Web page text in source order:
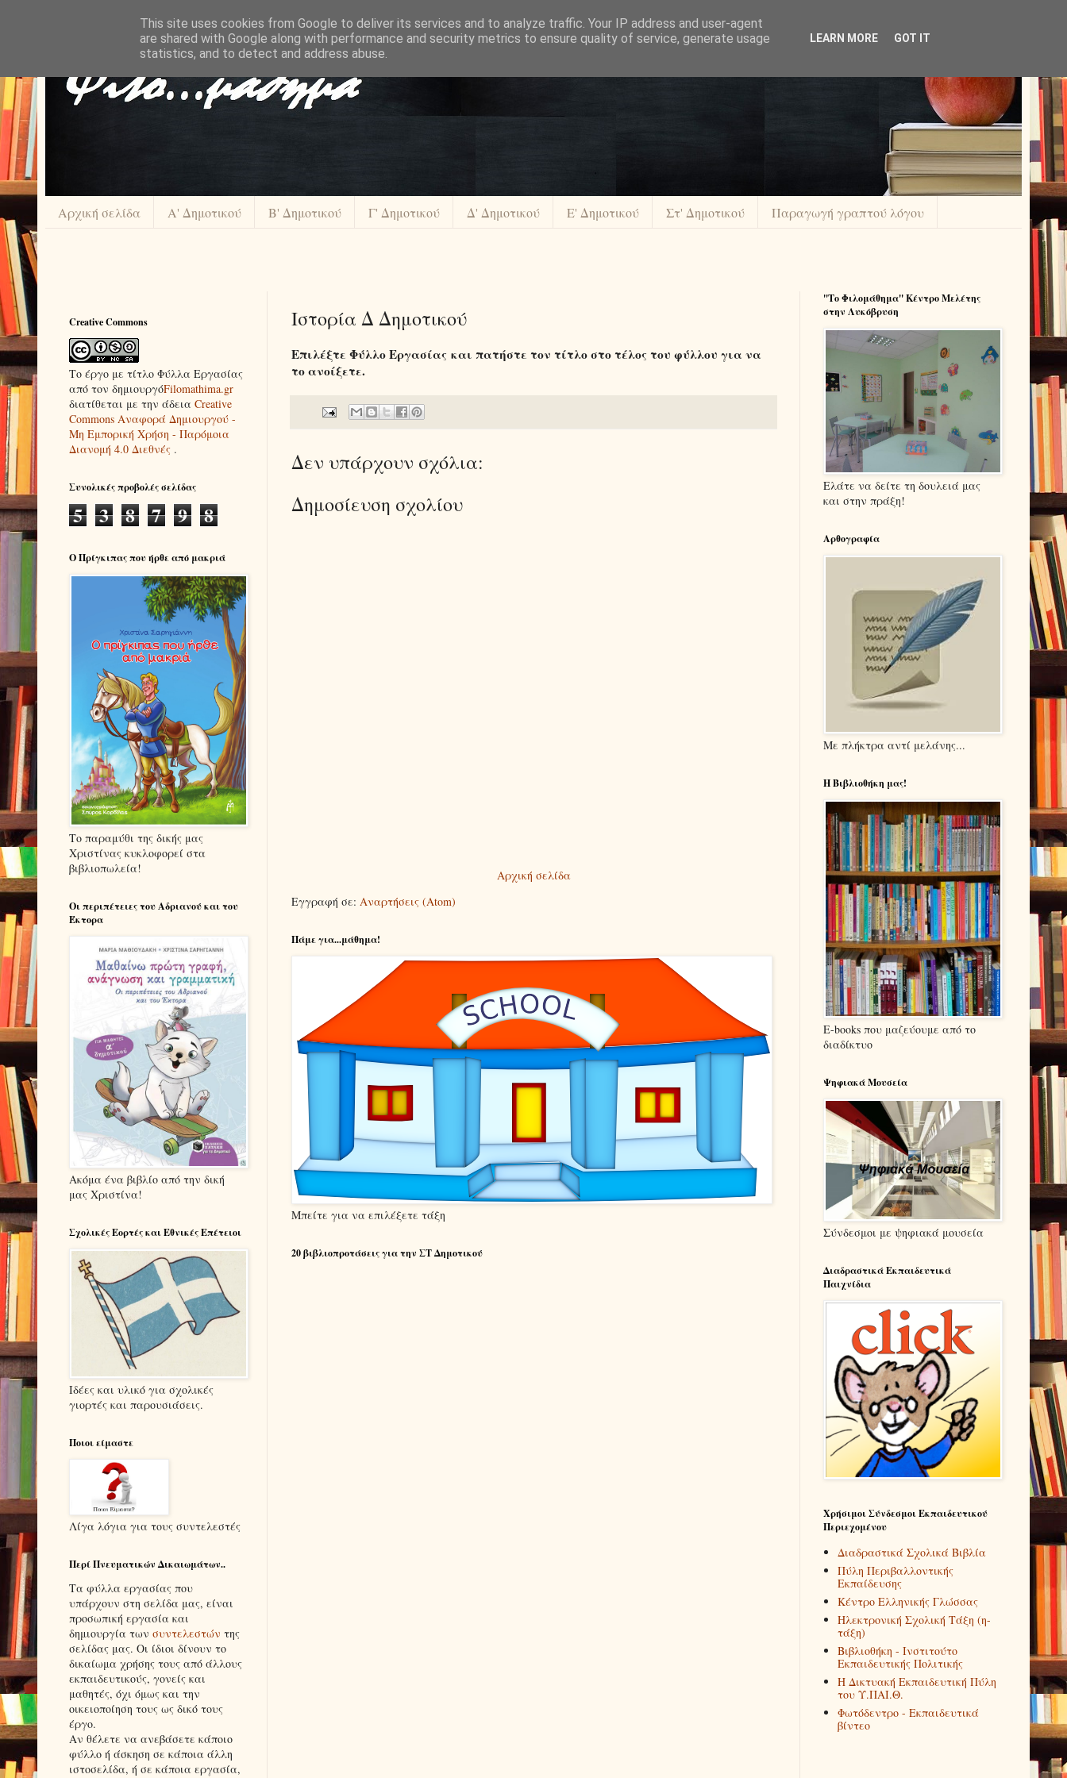
Αρχική σελίδα Α' Δημοτικού Β' Δημοτικού Γ' Δημοτικού Δ' Δημοτικού Ε' Δημοτικού Στ' Δημοτικού Παραγωγή γραπτού λόγου
Ιστορία Δ Δημοτικού
Επιλέξτε Φύλλο Εργασίας και πατήστε τον τίτλο στο τέλος του φύλλου για να
το ανοίξετε.
Δεν υπάρχουν σχόλια:
Δημοσίευση σχολίου
Αρχική σελίδα
Εγγραφή σε: Αναρτήσεις (Atom)
Πάμε για...μάθημα!
Μπείτε για να επιλέξετε τάξη
20 βιβλιοπροτάσεις για την ΣΤ Δημοτικού
Creative Commons
Το έργο με τίτλο Φύλλα Εργασίας
από τον δημιουργόFilomathima.gr
διατίθεται με την άδεια Creative
Commons Αναφορά Δημιουργού -
Μη Εμπορική Χρήση - Παρόμοια
Διανομή 4.0 Διεθνές .
Συνολικές προβολές σελίδας
5 3 8 7 9 8
Ο Πρίγκιπας που ήρθε από μακριά
Το παραμύθι της δικής μας
Χριστίνας κυκλοφορεί στα
βιβλιοπωλεία!
Οι περιπέτειες του Αδριανού και του
Έκτορα
Ακόμα ένα βιβλίο από την δική
μας Χριστίνα!
Σχολικές Εορτές και Εθνικές Επέτειοι
Ιδέες και υλικό για σχολικές
γιορτές και παρουσιάσεις.
Ποιοι είμαστε
Λίγα λόγια για τους συντελεστές
Περί Πνευματικών Δικαιωμάτων..
Τα φύλλα εργασίας που
υπάρχουν στη σελίδα μας, είναι
προσωπική εργασία και
δημιουργία των συντελεστών της
σελίδας μας. Οι ίδιοι δίνουν το
δικαίωμα χρήσης τους από άλλους
εκπαιδευτικούς, γονείς και
μαθητές, όχι όμως και την
οικειοποίηση τους ως δικό τους
έργο.
Αν θέλετε να ανεβάσετε κάποιο
φύλλο ή άσκηση σε κάποια άλλη
ιστοσελίδα, ή σε κάποια εργασία,
''Το Φιλομάθημα'' Κέντρο Μελέτης
στην Λυκόβρυση
Ελάτε να δείτε τη δουλειά μας
και στην πράξη!
Αρθογραφία
Με πλήκτρα αντί μελάνης...
Η Βιβλιοθήκη μας!
E-books που μαζεύουμε από το
διαδίκτυο
Ψηφιακά Μουσεία
Σύνδεσμοι με ψηφιακά μουσεία
Διαδραστικά Εκπαιδευτικά
Παιχνίδια
Χρήσιμοι Σύνδεσμοι Εκπαιδευτικού
Περιεχομένου
Διαδραστικά Σχολικά Βιβλία
Πύλη Περιβαλλοντικής
Εκπαίδευσης
Κέντρο Ελληνικής Γλώσσας
Ηλεκτρονική Σχολική Τάξη (η-
τάξη)
Βιβλιοθήκη - Ινστιτούτο
Εκπαιδευτικής Πολιτικής
Η Δικτυακή Εκπαιδευτική Πύλη
του Υ.ΠΑΙ.Θ.
Φωτόδεντρο - Εκπαιδευτικά
βίντεο
This site uses cookies from Google to deliver its services and to analyze traffic. Your IP address and user-agent
are shared with Google along with performance and security metrics to ensure quality of service, generate usage
statistics, and to detect and address abuse.
LEARN MORE GOT IT